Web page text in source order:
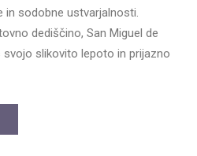
in sodobne ustvarjalnosti.
dediščino, San Miguel de
slikovito lepoto in prijazno